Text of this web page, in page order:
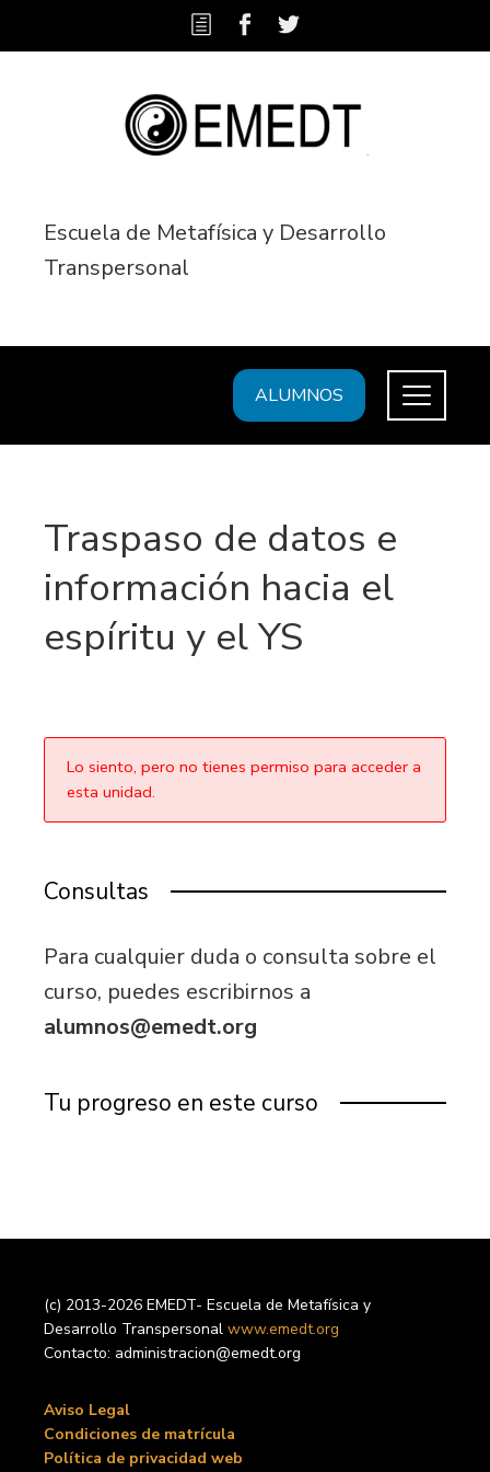
Escuela de Metafísica y Desarrollo
Transpersonal
ALUMNOS
Traspaso de datos e
información hacia el
espíritu y el YS
Lo siento, pero no tienes permiso para acceder a
esta unidad.
Consultas
Para cualquier duda o consulta sobre el
curso, puedes escribirnos a
alumnos@emedt.org
Tu progreso en este curso
(c) 2013-2026 EMEDT- Escuela de Metafísica y
Desarrollo Transpersonal www.emedt.org
Contacto: administracion@emedt.org
Aviso Legal
Condiciones de matrícula
Política de privacidad web